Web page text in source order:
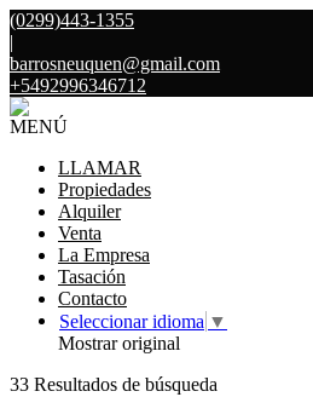
(0299)443-1355
|
barrosneuquen@gmail.com
+5492996346712
MENÚ
LLAMAR
Propiedades
Alquiler
Venta
La Empresa
Tasación
Contacto
Seleccionar idioma ▼
Mostrar original
33 Resultados de búsqueda